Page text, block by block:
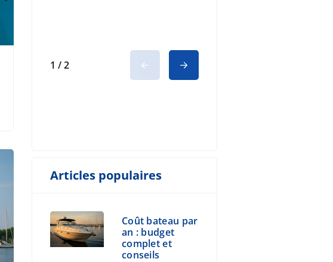
1 / 2
Articles populaires
Coût bateau par
an : budget
complet et
conseils